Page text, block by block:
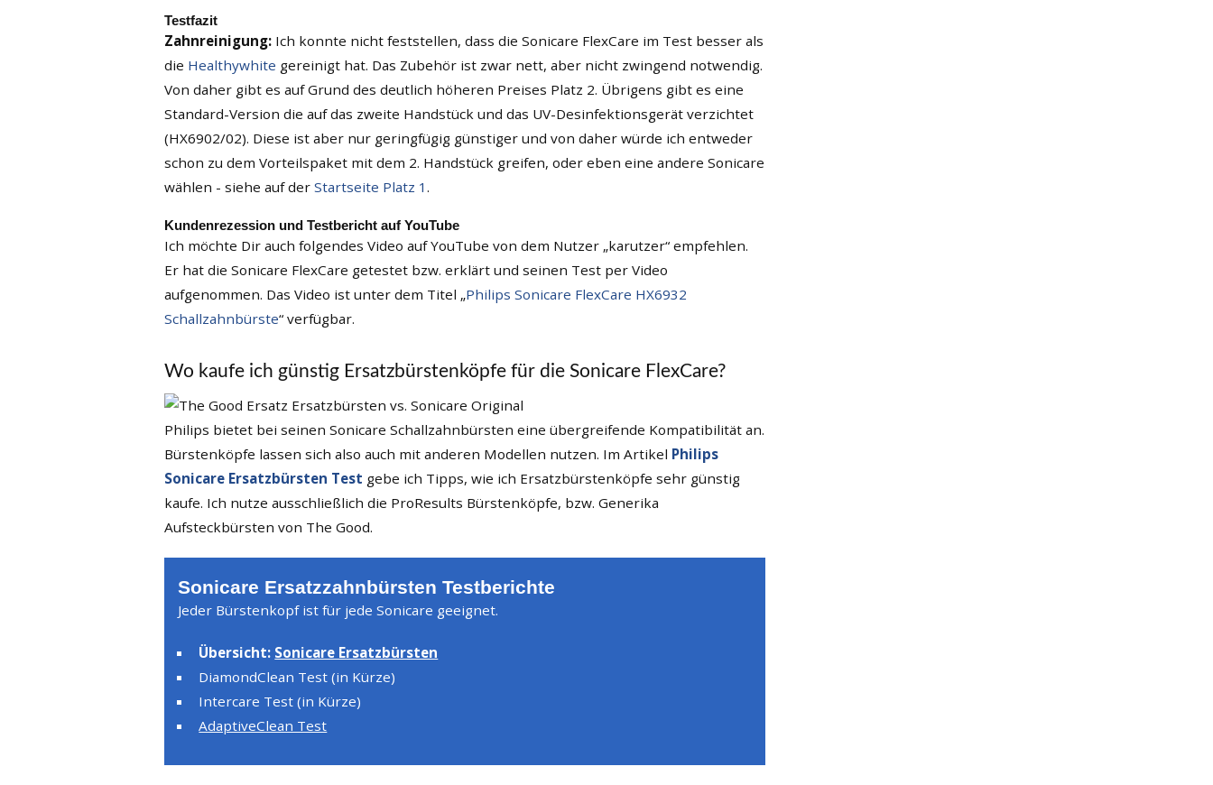
Testfazit
Zahnreinigung: Ich konnte nicht feststellen, dass die Sonicare FlexCare im Test besser als
die Healthywhite gereinigt hat. Das Zubehör ist zwar nett, aber nicht zwingend notwendig.
Von daher gibt es auf Grund des deutlich höheren Preises Platz 2. Übrigens gibt es eine
Standard-Version die auf das zweite Handstück und das UV-Desinfektionsgerät verzichtet
(HX6902/02). Diese ist aber nur geringfügig günstiger und von daher würde ich entweder
schon zu dem Vorteilspaket mit dem 2. Handstück greifen, oder eben eine andere Sonicare
wählen - siehe auf der Startseite Platz 1 .
Kundenrezession und Testbericht auf YouTube
Ich möchte Dir auch folgendes Video auf YouTube von dem Nutzer „karutzer“ empfehlen.
Er hat die Sonicare FlexCare getestet bzw. erklärt und seinen Test per Video
aufgenommen. Das Video ist unter dem Titel „Philips Sonicare FlexCare HX6932
Schallzahnbürste“ verfügbar.
Wo kaufe ich günstig Ersatzbürstenköpfe für die Sonicare FlexCare?
Philips bietet bei seinen Sonicare Schallzahnbürsten eine übergreifende Kompatibilität an.
Bürstenköpfe lassen sich also auch mit anderen Modellen nutzen. Im Artikel Philips
Sonicare Ersatzbürsten Test gebe ich Tipps, wie ich Ersatzbürstenköpfe sehr günstig
kaufe. Ich nutze ausschließlich die ProResults Bürstenköpfe, bzw. Generika
Aufsteckbürsten von The Good.
Sonicare Ersatzzahnbürsten Testberichte
Jeder Bürstenkopf ist für jede Sonicare geeignet.
Übersicht: Sonicare Ersatzbürsten
DiamondClean Test (in Kürze)
Intercare Test (in Kürze)
AdaptiveClean Test